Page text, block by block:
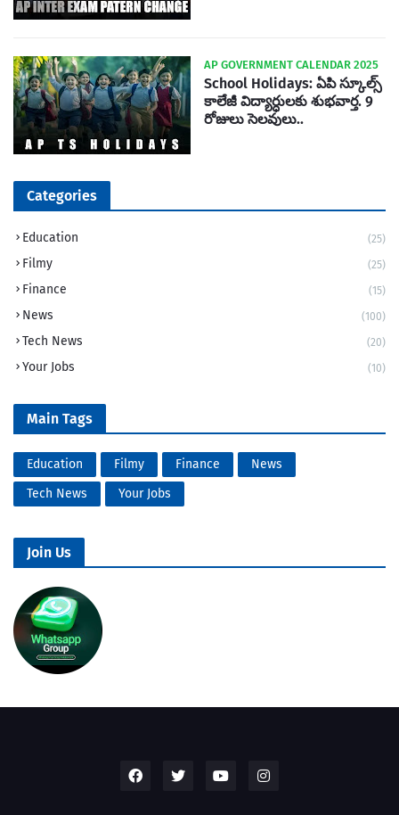
AP GOVERNMENT CALENDAR 2025
School Holidays: ఏపి స్కూల్స్
కాలేజీ విద్యార్ధులకు శుభవార్త. 9
రోజులు సెలవులు..
Categories
Education (25)
Filmy (25)
Finance (15)
News (100)
Tech News (20)
Your Jobs (10)
Main Tags
Education Filmy Finance
News
Tech News
Your Jobs
Join Us